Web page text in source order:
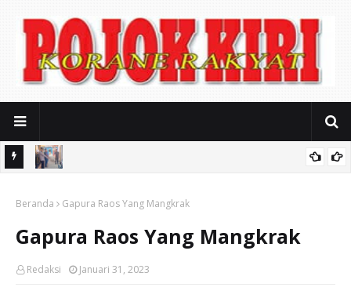
KerjaPasuruan Raib Digondol Maling
Beranda Gapura Raos Yang Mangkrak
Gapura Raos Yang Mangkrak
Redaksi Januari 31, 2023